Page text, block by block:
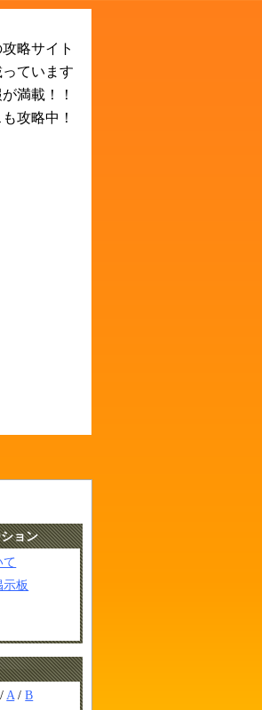
略サイト
ています
満載！！
攻略中！
ョン
て
板
/ A /B